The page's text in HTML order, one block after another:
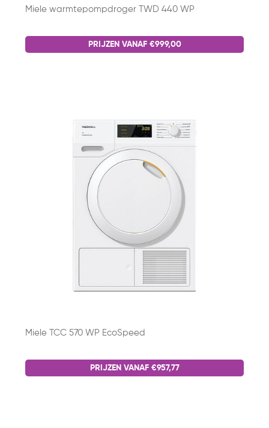
Miele warmtepompdroger TWD 440 WP
PRIJZEN VANAF €999,00
Miele TCC 570 WP EcoSpeed
PRIJZEN VANAF €957,77